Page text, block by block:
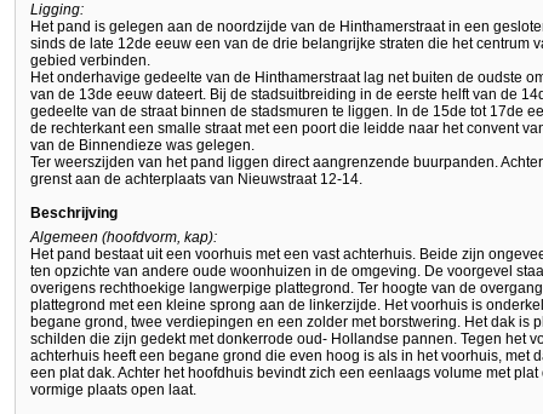
Ligging:
Het pand is gelegen aan de noordzijde van de Hinthamerstraat in een
sinds de late 12de eeuw een van de drie belangrijke straten die het centrum
gebied verbinden.
Het onderhavige gedeelte van de Hinthamerstraat lag net buiten de oudste
van de 13de eeuw dateert. Bij de stadsuitbreiding in de eerste helft van de
gedeelte van de straat binnen de stadsmuren te liggen. In de 15de tot 17de
de rechterkant een smalle straat met een poort die leidde naar het convent
van de Binnendieze was gelegen.
Ter weerszijden van het pand liggen direct aangrenzende buurpanden.
grenst aan de achterplaats van Nieuwstraat 12-14.
Beschrijving
Algemeen (hoofdvorm, kap):
Het pand bestaat uit een voorhuis met een vast achterhuis. Beide zijn
ten opzichte van andere oude woonhuizen in de omgeving. De voorgevel
overigens rechthoekige langwerpige plattegrond. Ter hoogte van de
plattegrond met een kleine sprong aan de linkerzijde. Het voorhuis is
begane grond, twee verdiepingen en een zolder met borstwering. Het dak is
schilden die zijn gedekt met donkerrode oud- Hollandse pannen. Tegen het
achterhuis heeft een begane grond die even hoog is als in het voorhuis, met
een plat dak. Achter het hoofdhuis bevindt zich een eenlaags volume met
vormige plaats open laat.